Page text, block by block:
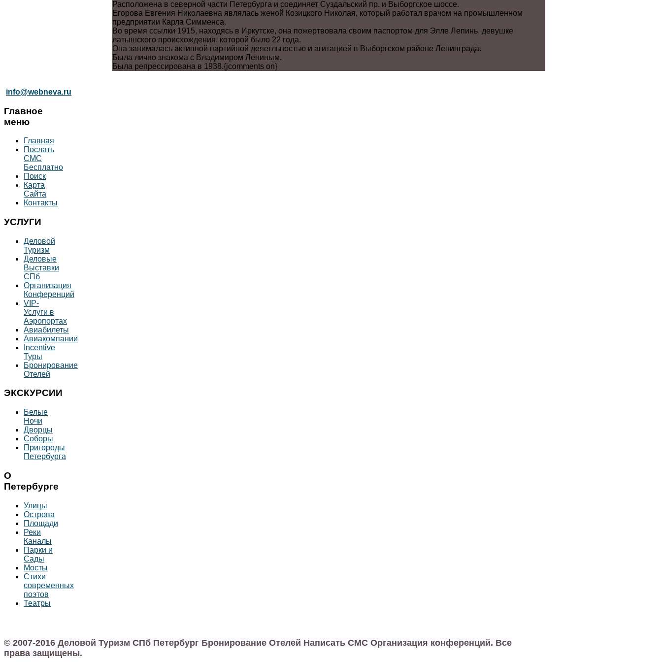
Расположена в северной части Петербурга и соединяет Суздальский пр. и Выборгское шоссе.
Егорова Евгения Николаевна являлась женой Козицкого Николая, который работал врачом на промышленном
предприятии Карла Симменса.
Во время ссылки 1915, находясь в Иркутске, она пожертвовала своим паспортом для Элле Лепинь, девушке
латышского происхождения, которой было 22 года.
Она занималась активной партийной деяетльностью и агитацией в Выборгском районе Ленинграда.
Была лично знакома с Владимиром Лениным.
Была репрессирована в 1938.{jcomments on}
info@webneva.ru
Главное
меню
Главная
Послать
СМС
Бесплатно
Поиск
Карта
Сайта
Контакты
УСЛУГИ
Деловой
Туризм
Деловые
Выставки
СПб
Организация
Конференций
VIP-
Услуги в
Аэропортах
Авиабилеты
Авиакомпании
Incentive
Туры
Бронирование
Отелей
ЭКСКУРСИИ
Белые
Ночи
Дворцы
Соборы
Пригороды
Петербурга
О
Петербурге
Улицы
Острова
Площади
Реки
Каналы
Парки и
Сады
Мосты
Стихи
современных
поэтов
Театры
© 2007-2016 Деловой Туризм СПб Петербург Бронирование Отелей Написать СМС Организация конференций. Все
права защищены.